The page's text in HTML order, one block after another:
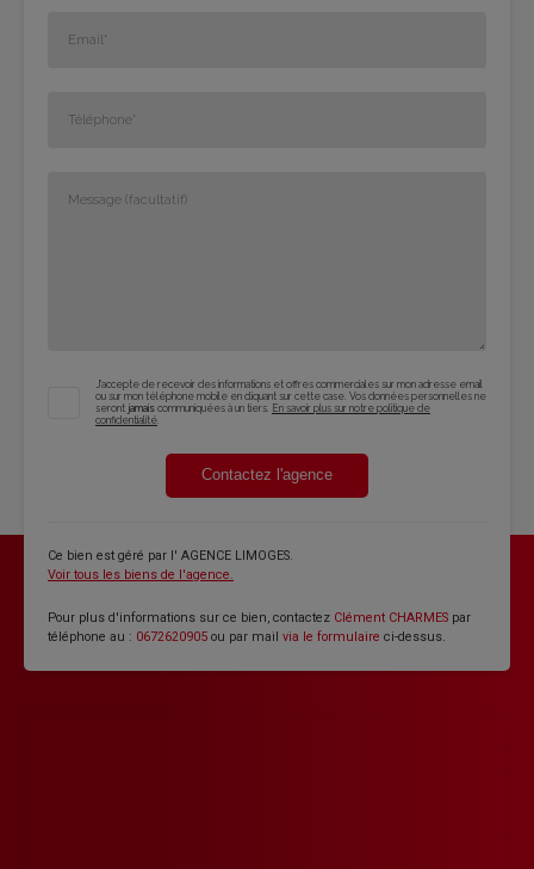
J'accepte de recevoir des informations et offres commerciales sur mon adresse email
ou sur mon téléphone mobile en cliquant sur cette case. Vos données personnelles ne
seront jamais communiquées à un tiers. En savoir plus sur notre politique de
confidentialité.
Contactez l'agence
Ce bien est géré par l' AGENCE LIMOGES.
Voir tous les biens de l'agence.
Pour plus d'informations sur ce bien, contactez Clément CHARMES par
téléphone au : 0672620905 ou par mail via le formulaire ci-dessus.